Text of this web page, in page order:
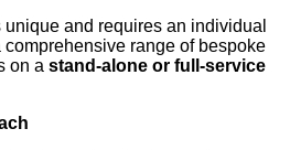
and requires an individual
range of bespoke
on a stand-alone or full-service